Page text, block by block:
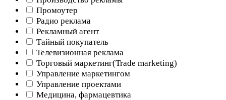
Промоутер
Радио реклама
Рекламный агент
Тайный покупатель
Телевизионная реклама
Торговый маркетинг(Trade marketing)
Управление маркетингом
Управление проектами
Медицина, фармацевтика